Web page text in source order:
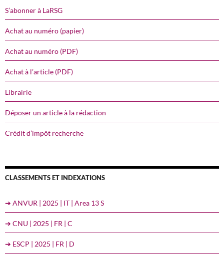
S’abonner à LaRSG
Achat au numéro (papier)
Achat au numéro (PDF)
Achat à l’article (PDF)
Librairie
Déposer un article à la rédaction
Crédit d’impôt recherche
CLASSEMENTS ET INDEXATIONS
➔ ANVUR | 2025 | IT | Area 13 S
➔ CNU | 2025 | FR | C
➔ ESCP | 2025 | FR | D